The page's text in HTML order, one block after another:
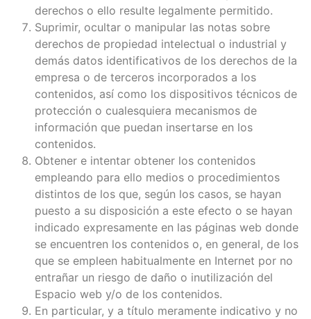
derechos o ello resulte legalmente permitido.
Suprimir, ocultar o manipular las notas sobre
derechos de propiedad intelectual o industrial y
demás datos identificativos de los derechos de la
empresa o de terceros incorporados a los
contenidos, así como los dispositivos técnicos de
protección o cualesquiera mecanismos de
información que puedan insertarse en los
contenidos.
Obtener e intentar obtener los contenidos
empleando para ello medios o procedimientos
distintos de los que, según los casos, se hayan
puesto a su disposición a este efecto o se hayan
indicado expresamente en las páginas web donde
se encuentren los contenidos o, en general, de los
que se empleen habitualmente en Internet por no
entrañar un riesgo de daño o inutilización del
Espacio web y/o de los contenidos.
En particular, y a título meramente indicativo y no